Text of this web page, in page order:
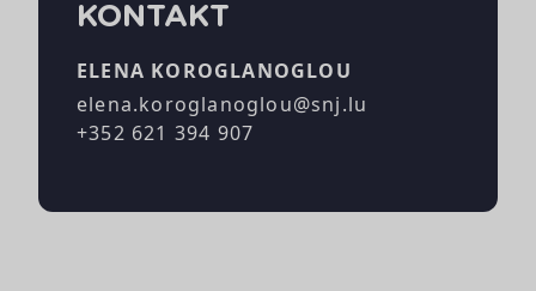
KONTAKT
ELENA KOROGLANOGLOU
elena.koroglanoglou@snj.lu
+352 621 394 907